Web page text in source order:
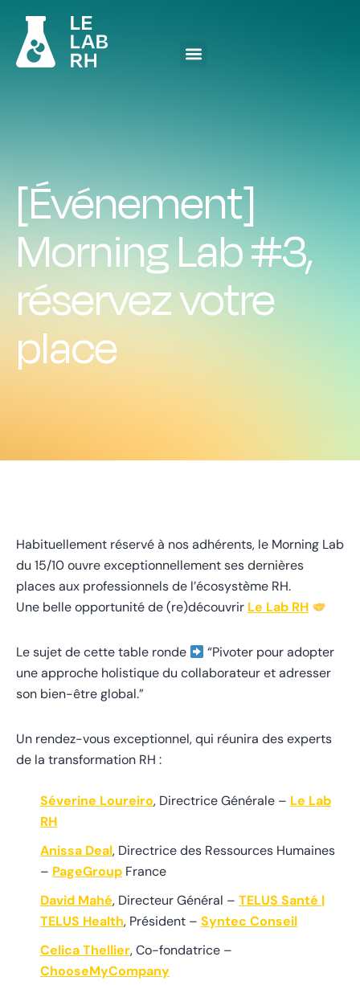
[Événement]
Morning Lab #3,
réservez votre
place
Habituellement réservé à nos adhérents, le Morning Lab
du 15/10 ouvre exceptionnellement ses dernières
places aux professionnels de l’écosystème RH.
Une belle opportunité de (re)découvrir Le Lab RH
Le sujet de cette table ronde
“Pivoter pour adopter
une approche holistique du collaborateur et adresser
son bien-être global.”
Un rendez-vous exceptionnel, qui réunira des experts
de la transformation RH :
Séverine Loureiro, Directrice Générale – Le Lab
RH
Anissa Deal, Directrice des Ressources Humaines
– PageGroup France
David Mahé, Directeur Général – TELUS Santé |
TELUS Health, Président – Syntec Conseil
Celica Thellier, Co-fondatrice –
ChooseMyCompany